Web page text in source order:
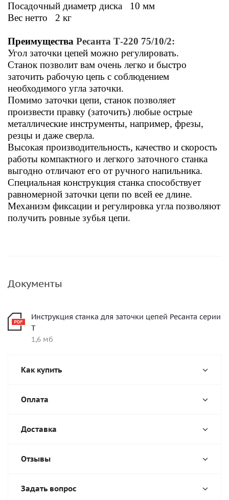
Посадочный диаметр диска 10 мм
Вес нетто 2 кг
Преимущества Ресанта Т-220 75/10/2:
Угол заточки цепей можно регулировать.
Станок позволит вам очень легко и быстро
заточить рабочую цепь с соблюдением
необходимого угла заточки.
Помимо заточки цепи, станок позволяет
произвести правку (заточить) любые острые
металлические инструменты, например, фрезы,
резцы и даже сверла.
Высокая производительность, качество и скорость
работы компактного и легкого заточного станка
выгодно отличают его от ручного напильника.
Специальная конструкция станка способствует
равномерной заточки цепи по всей ее длине.
Механизм фиксации и регулировка угла позволяют
получить ровные зубья цепи.
Документы
Инструкция станка для заточки цепей Ресанта серии
Т
1,6 мб
Как купить
Оплата
Доставка
Отзывы
Задать вопрос